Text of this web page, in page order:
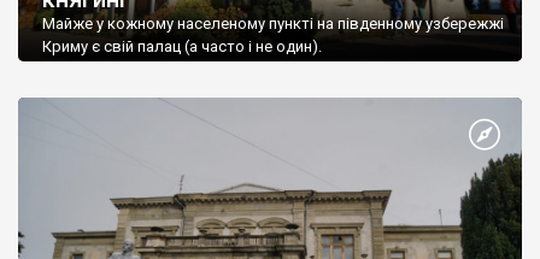
Майже у кожному населеному пункті на південному узбережжі
Криму є свій палац (а часто і не один).